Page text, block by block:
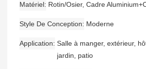
Matériel Rotin/Osier, Cadre
Style De Conception Moderne
Application Salle à manger, extérieur,
jardin, patio